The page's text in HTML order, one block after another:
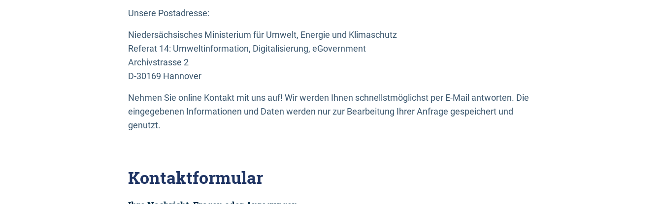
Unsere Postadresse:
Niedersächsisches Ministerium für Umwelt, Energie und Klimaschutz
Referat 14: Umweltinformation, Digitalisierung, eGovernment
Archivstrasse 2
D-30169 Hannover
Nehmen Sie online Kontakt mit uns auf! Wir werden Ihnen schnellstmöglichst per E-Mail antworten. Die
eingegebenen Informationen und Daten werden nur zur Bearbeitung Ihrer Anfrage gespeichert und
genutzt.
Kontaktformular